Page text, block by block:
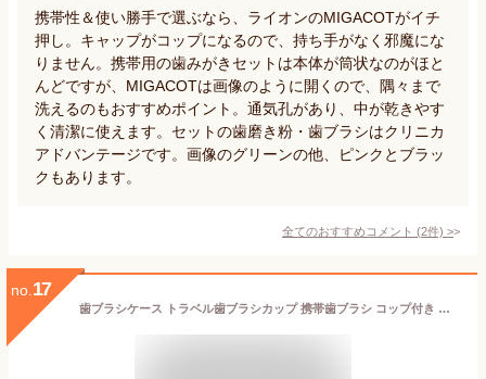
携帯性＆使い勝手で選ぶなら、ライオンのMIGACOTがイチ
押し。キャップがコップになるので、持ち手がなく邪魔にな
りません。携帯用の歯みがきセットは本体が筒状なのがほと
んどですが、MIGACOTは画像のように開くので、隅々まで
洗えるのもおすすめポイント。通気孔があり、中が乾きやす
く清潔に使えます。セットの歯磨き粉・歯ブラシはクリニカ
アドバンテージです。画像のグリーンの他、ピンクとブラッ
クもあります。
全てのおすすめコメント (2件) >
no. 17
歯ブラシケース トラベル歯ブラシカップ 携帯歯ブラシ コップ付き 大人 小型 軽量 歯磨き タオル収納 歯磨きセット 歯磨きコップ 歯ブラシ容器 多機能 収納容器 防水 男女兼用トラベル 出張 学校 家庭用 (ピンク)